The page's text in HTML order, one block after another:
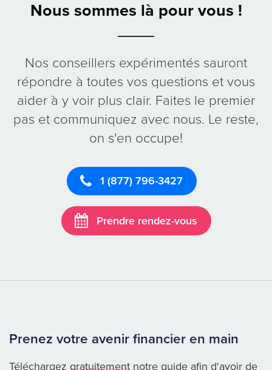
Nous sommes là pour vous !
Nos conseillers expérimentés sauront
répondre à toutes vos questions et vous
aider à y voir plus clair. Faites le premier
pas et communiquez avec nous. Le reste,
on s'en occupe!
1 (877) 796-3427
Prendre rendez-vous
Prenez votre avenir financier en main
Téléchargez gratuitement notre guide afin d'avoir de